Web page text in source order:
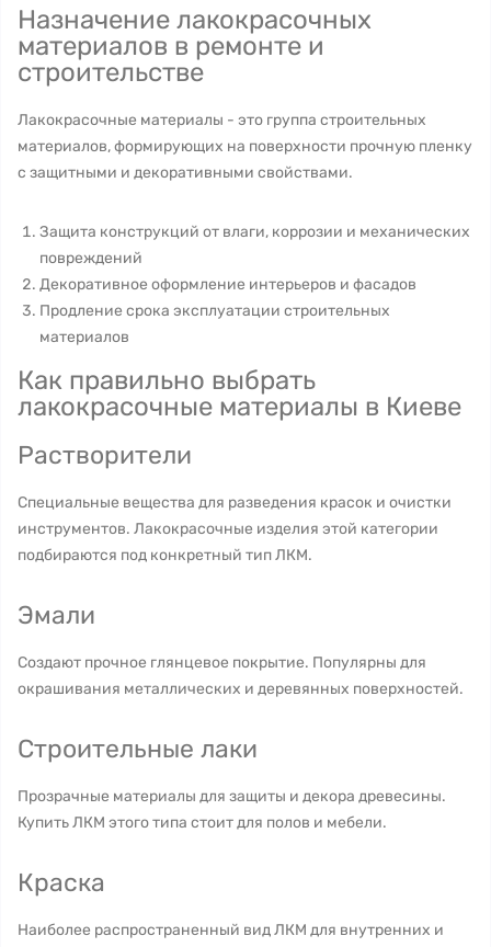
Назначение лакокрасочных
материалов в ремонте и
строительстве
Лакокрасочные материалы - это группа строительных
материалов, формирующих на поверхности прочную пленку
с защитными и декоративными свойствами.
Защита конструкций от влаги, коррозии и механических
повреждений
Декоративное оформление интерьеров и фасадов
Продление срока эксплуатации строительных
материалов
Как правильно выбрать
лакокрасочные материалы в Киеве
Растворители
Специальные вещества для разведения красок и очистки
инструментов. Лакокрасочные изделия этой категории
подбираются под конкретный тип ЛКМ.
Эмали
Создают прочное глянцевое покрытие. Популярны для
окрашивания металлических и деревянных поверхностей.
Строительные лаки
Прозрачные материалы для защиты и декора древесины.
Купить ЛКМ этого типа стоит для полов и мебели.
Краска
Наиболее распространенный вид ЛКМ для внутренних и